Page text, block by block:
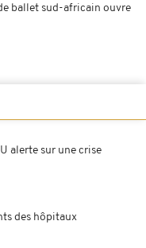
ballet sud-africain ouvre
alerte sur une crise
des hôpitaux